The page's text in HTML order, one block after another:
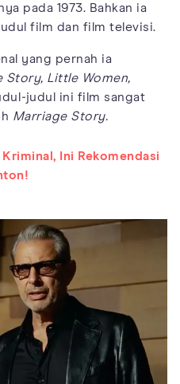
pada 1973. Bahkan ia
film dan film televisi.
yang pernah ia
Story, Little Women,
-judul ini film sangat
Marriage Story.
Ini Rekomendasi